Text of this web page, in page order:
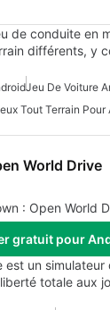
de conduite en
différents, y
Jeu De Voiture
Tout Terrain Pour
World Drive
: Open World
gratuit pour
est un
totale aux